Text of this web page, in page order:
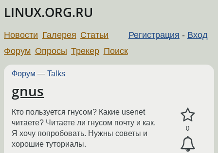
LINUX.ORG.RU
Регистрация - Вход
Новости Галерея Статьи
Форум Опросы Трекер Поиск
Форум — Talks
gnus
0
Кто пользуется гнусом? Какие usenet
читаете? Читаете ли гнусом почту и как.
Я хочу попробовать. Нужны советы и
хорошие туториалы.